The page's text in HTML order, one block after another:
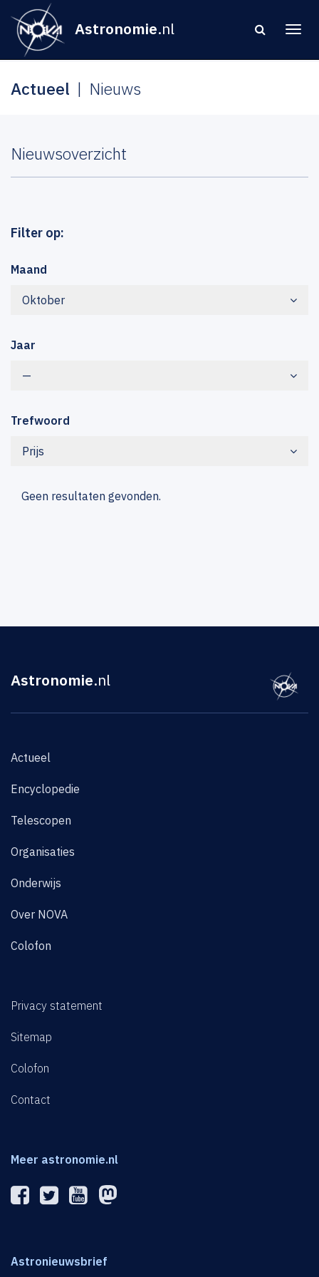
Astronomie.nl
Actueel Nieuws
Nieuwsoverzicht
Filter op:
Maand
Oktober
Jaar
—
Trefwoord
Prijs
Geen resultaten gevonden.
Astronomie.nl
Actueel
Encyclopedie
Telescopen
Organisaties
Onderwijs
Over NOVA
Colofon
Privacy statement
Sitemap
Colofon
Contact
Meer astronomie.nl
Astronieuwsbrief